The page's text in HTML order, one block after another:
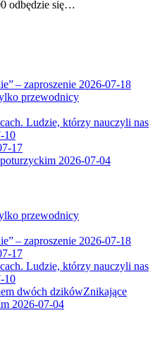
odbędzie się…
– zaproszenie 2026-07-18
przewodnicy
Ludzie, którzy nauczyli nas
10
17
2026-07-04
przewodnicy
– zaproszenie 2026-07-18
17
Ludzie, którzy nauczyli nas
10
Znikające
2026-07-04